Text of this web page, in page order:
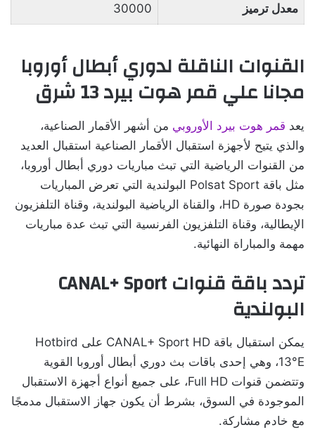
معدل ترميز 30000
القنوات الناقلة لدوري أبطال أوروبا
مجانا علي قمر هوت بيرد 13 شرق
يعد قمر هوت بيرد الأوروبي من أشهر الأقمار الصناعية،
والذي يتيح لأجهزة استقبال الأقمار الصناعية استقبال العديد
من القنوات الرياضية التي تبث مباريات دوري أبطال أوروبا،
مثل باقة Polsat Sport البولندية التي تعرض المباريات
بجودة صورة HD، والقناة الرياضية البولندية، وقناة التلفزيون
الإيطالية، وقناة التلفزيون الفرنسية التي تبث عدة مباريات
مهمة والمباراة النهائية.
تردد باقة قنوات CANAL+ Sport
البولندية
يمكن استقبال باقة CANAL+ Sport HD على Hotbird
13°E، وهي إحدى باقات بث دوري أبطال أوروبا القوية
وتتضمن قنوات Full HD، على جميع أنواع أجهزة الاستقبال
الموجودة في السوق، بشرط أن يكون جهاز الاستقبال مدمجًا
مع خادم مشاركة.